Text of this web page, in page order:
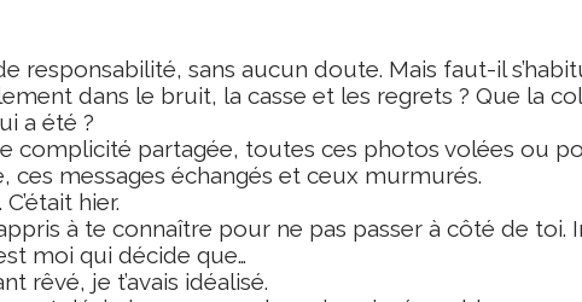
responsabilité, sans aucun doute. Mais faut-il
dans le bruit, la casse et les regrets ? Que la
a été ?
complicité partagée, toutes ces photos volées ou
ces messages échangés et ceux murmurés.
hier.
à te connaître pour ne pas passer à côté de toi.
moi qui décide que…
rêvé, je t’avais idéalisé.